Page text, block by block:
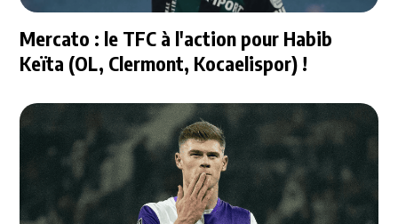
Mercato : le TFC à l'action pour Habib
Keïta (OL, Clermont, Kocaelispor) !